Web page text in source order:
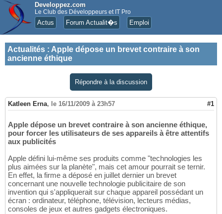
Developpez.com
Le Club des Développeurs et IT Pro
Actus Forum Actualit�s Emploi
Actualités : Apple dépose un brevet contraire à son
ancienne éthique
Répondre à la discussion
Katleen Erna, le 16/11/2009 à 23h57 #1
Apple dépose un brevet contraire à son ancienne éthique,
pour forcer les utilisateurs de ses appareils à être attentifs
aux publicités
Apple défini lui-même ses produits comme "technologies les
plus aimées sur la planète", mais cet amour pourrait se ternir.
En effet, la firme a déposé en juillet dernier un brevet
concernant une nouvelle technologie publicitaire de son
invention qui s'appliquerait sur chaque appareil possédant un
écran : ordinateur, téléphone, télévision, lecteurs médias,
consoles de jeux et autres gadgets électroniques.